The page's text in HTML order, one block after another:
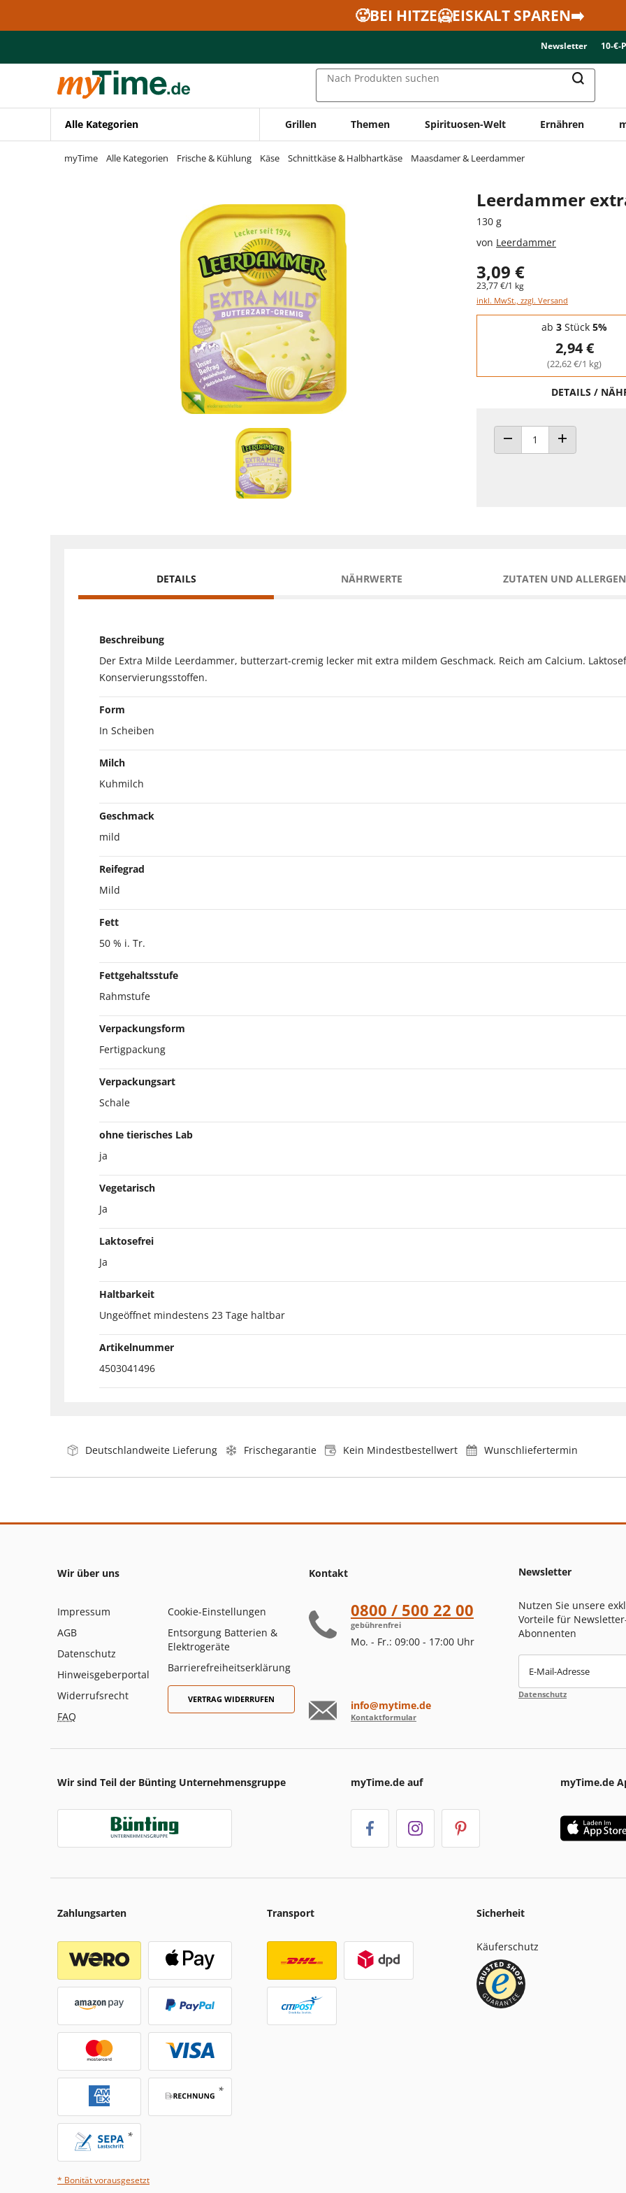
Zur Navigation springen
🥵BEI HITZE🥶EISKALT SPAREN➡️
Newsletter 10-€-
Nach Produkten suchen
Alle Kategorien Grillen Themen Spirituosen-Welt Ernähren
myTime Alle Kategorien Frische & Kühlung Käse Schnittkäse & Halbhartkäse Maasdamer & Leerdammer
Leerdammer
130 g
von Leerdammer
3,09 €
23,77 €/1 kg
inkl. MwSt., zzgl. Versand
Staffelpreise - Mengenrabatt
ab 3 Stück 5%
2,94 €
(22,62 €/1 kg)
DETAILS /
ANZAHL VERRINGERN
ANZAHL
DETAILS NÄHRWERTE ZUTATEN UND
Beschreibung
Der Extra Milde Leerdammer, butterzart-cremig lecker mit extra mildem Geschmack. Reich am Calcium.
Konservierungsstoffen.
Form
In Scheiben
Milch
Kuhmilch
Geschmack
mild
Reifegrad
Mild
Fett
50 % i. Tr.
Fettgehaltsstufe
Rahmstufe
Verpackungsform
Fertigpackung
Verpackungsart
Schale
ohne tierisches Lab
ja
Vegetarisch
Ja
Laktosefrei
Ja
Haltbarkeit
Ungeöffnet mindestens 23 Tage haltbar
Artikelnummer
4503041496
Deutschlandweite Lieferung Frischegarantie Kein Mindestbestellwert Wunschliefertermin
Wir über uns
Impressum
AGB
Datenschutz
Hinweisgeberportal
Widerrufsrecht
FAQ
Cookie-Einstellungen
Entsorgung Batterien &
Elektrogeräte
Barrierefreiheitserklärung
VERTRAG WIDERRUFEN
Kontakt
0800 / 500 22 00
gebührenfrei
Mo. - Fr.: 09:00 - 17:00 Uhr
info@mytime.de
Kontaktformular
Newsletter
Nutzen Sie unsere
Vorteile für
Abonnenten
E-Mail-Adresse
Datenschutz
Wir sind Teil der Bünting Unternehmensgruppe myTime.de auf myTime.de
Zahlungsarten
* Bonität vorausgesetzt
Transport Sicherheit
Käuferschutz